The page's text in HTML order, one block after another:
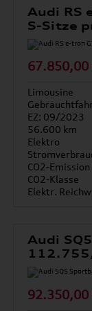
Audi RS
S-Sitze
67.850,00
Limousine
EZ: 09/2023
56.600 km
Elektro
CO2-
CO2-Klasse
Audi
92.350,00